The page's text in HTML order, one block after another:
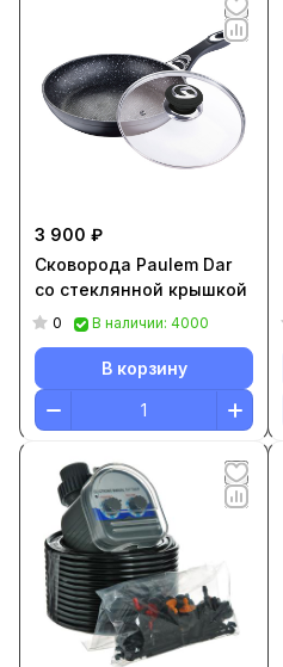
3 900 ₽
Сковорода Paulem Dar
со стеклянной крышкой
0 В наличии: 4000
В корзину